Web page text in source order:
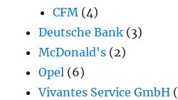
CFM (4)
Deutsche Bank (3)
McDonald's (2)
Opel (6)
Vivantes Service GmbH